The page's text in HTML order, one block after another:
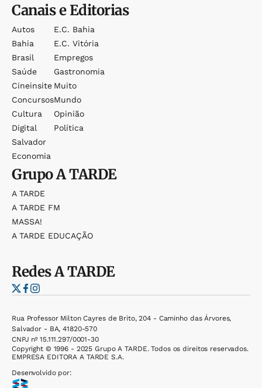
Canais e Editorias
Autos
Bahia
Brasil
Saúde
Cineinsite
Concursos
Cultura
Digital
Salvador
Economia
E.c. Bahia
E.c. Vitória
Empregos
Gastronomia
Muito
Mundo
Opinião
Política
GrupoA TARDE
A TARDE
A TARDE FM
MASSA!
A TARDE EDUCAÇÃO
RedesA TARDE
Rua Professor Milton Cayres de Brito, 204 - Caminho das Árvores,
Salvador - BA, 41820-570
CNPJ nº 15.111.297/0001-30
Copyright © 1996 - 2025 Grupo A TARDE. Todos os direitos reservados.
EMPRESA EDITORA A TARDE S.A.
Desenvolvido por: